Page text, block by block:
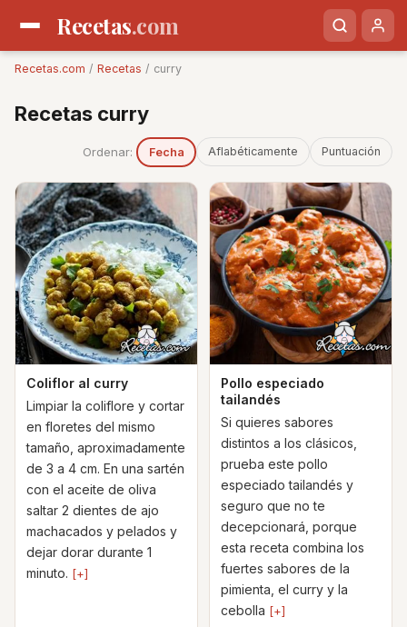
Recetas.com
Recetas.com / Recetas / curry
Recetas curry
Ordenar: Fecha Aflabéticamente Puntuación
Coliflor al curry
Limpiar la coliflore y cortar
en floretes del mismo
tamaño, aproximadamente
de 3 a 4 cm. En una sartén
con el aceite de oliva
saltar 2 dientes de ajo
machacados y pelados y
dejar dorar durante 1
minuto. [+]
Pollo especiado
tailandés
Si quieres sabores
distintos a los clásicos,
prueba este pollo
especiado tailandés y
seguro que no te
decepcionará, porque
esta receta combina los
fuertes sabores de la
pimienta, el curry y la
cebolla [+]